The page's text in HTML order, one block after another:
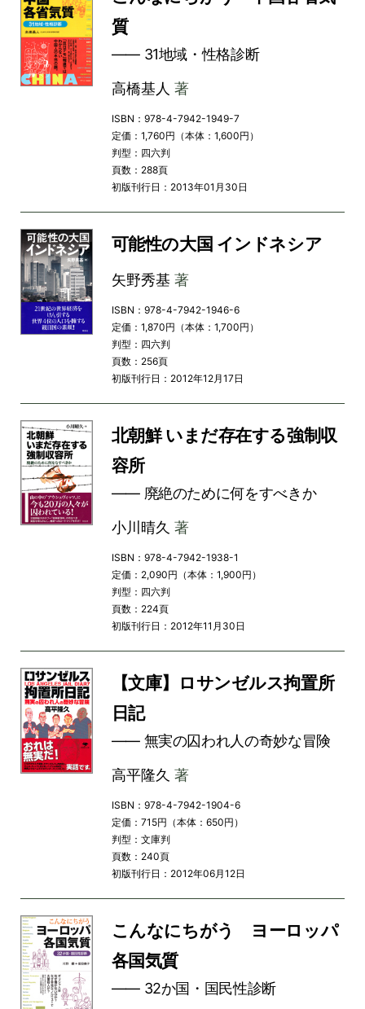
質
―― 31地域・性格診断
高橋基人 著
ISBN：978-4-7942-1949-7
定価：1,760円（本体：1,600円）
判型：四六判
頁数：288頁
初版刊行日：2013年01月30日
可能性の大国 インドネシア
矢野秀基 著
ISBN：978-4-7942-1946-6
定価：1,870円（本体：1,700円）
判型：四六判
頁数：256頁
初版刊行日：2012年12月17日
北朝鮮 いまだ存在する強制収
容所
―― 廃絶のために何をすべきか
小川晴久 著
ISBN：978-4-7942-1938-1
定価：2,090円（本体：1,900円）
判型：四六判
頁数：224頁
初版刊行日：2012年11月30日
【文庫】ロサンゼルス拘置所
日記
―― 無実の囚われ人の奇妙な冒険
高平隆久 著
ISBN：978-4-7942-1904-6
定価：715円（本体：650円）
判型：文庫判
頁数：240頁
初版刊行日：2012年06月12日
こんなにちがう ヨーロッパ
各国気質
―― 32か国・国民性診断